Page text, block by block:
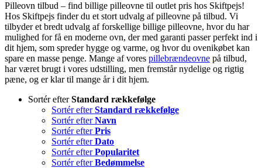
Pilleovn tilbud – find billige pilleovne til outlet pris hos Skiftpejs!
Hos Skiftpejs finder du et stort udvalg af pilleovne på tilbud. Vi
tilbyder et bredt udvalg af forskellige billige pilleovne, hvor du har
mulighed for få en moderne ovn, der med garanti passer perfekt ind i
dit hjem, som spreder hygge og varme, og hvor du ovenikøbet kan
spare en masse penge. Mange af vores pillebrændeovne på tilbud,
har været brugt i vores udstilling, men fremstår nydelige og rigtig
pæne, og er klar til mange år i dit hjem.
Sortér efterStandard rækkefølge
Sortér efterStandard rækkefølge
Sortér efterNavn
Sortér efterPris
Sortér efterDato
Sortér efterPopularitet
Sortér efterBedømmelse